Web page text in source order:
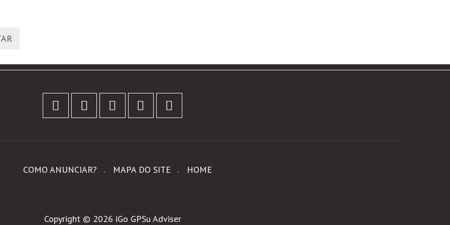
Facebook
Twitter Linkedin
Email
COMO ANUNCIAR? MAPA DO SITE HOME
Copyright © 2026 iGo GPSu Adviser